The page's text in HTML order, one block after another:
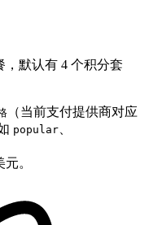
，默认有 4 个积分套
（当前支付提供商对应
popular
。